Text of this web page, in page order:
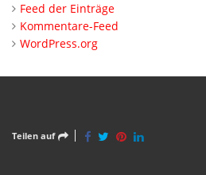
Feed der Einträge
Kommentare-Feed
WordPress.org
Teilen auf